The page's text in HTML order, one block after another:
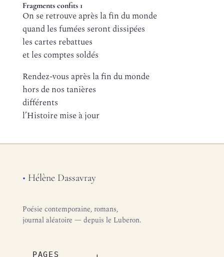
Fragments confits 1
On se retrouve après la fin du monde
quand les fumées seront dissipées
les cartes rebattues
et les comptes soldés
Rendez-vous après la fin du monde
hors de nos tanières
différents
l’Histoire mise à jour
• Hélène Dassavray
Poésie contemporaine, romans,
journal aléatoire — depuis le Luberon.
PAGES